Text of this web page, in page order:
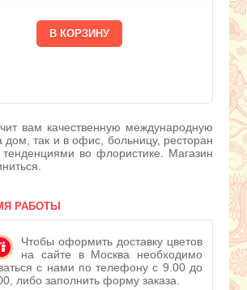
вам качественную международную
так и в офис, больницу, ресторан
во флористике. Магазин
РАБОТЫ
Чтобы оформить доставку цветов
на сайте в Москва необходимо
с нами по телефону с 9.00 до
либо заполнить форму заказа.